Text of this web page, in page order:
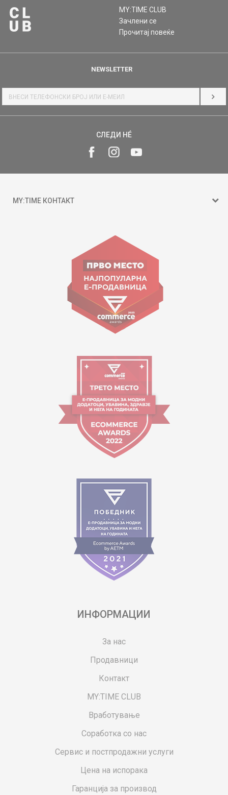
MY:TIME CLUB
Зачлени се
Прочитај повеќе
NEWSLETTER
СЛЕДИ НÉ
MY:TIME КОНТАКТ
ул. Гоце Николовски бр.74 Скопје
contact@mytime.mk
Работно време:
09:00 до 17:00
ИНФОРМАЦИИ
За нас
Продавници
Контакт
MY:TIME CLUB
Вработување
Соработка со нас
Сервис и постпродажни услуги
Цена на испорака
Гаранција за производ